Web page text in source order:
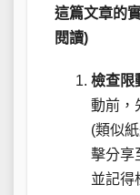
這篇文章的
閱讀)
檢查限
動前，
(類似
擊分享
並記得